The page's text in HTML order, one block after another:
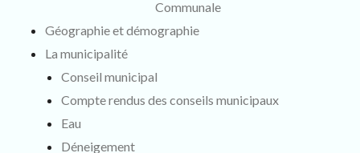
Communale
Géographie et démographie
La municipalité
Conseil municipal
Compte rendus des conseils municipaux
Eau
Déneigement